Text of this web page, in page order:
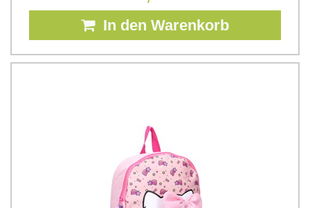
In den Warenkorb